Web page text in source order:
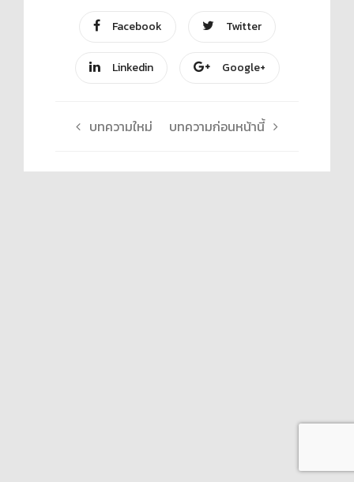
Facebook Twitter
Linkedin Google+
บทความใหม่ บทความก่อนหน้านี้